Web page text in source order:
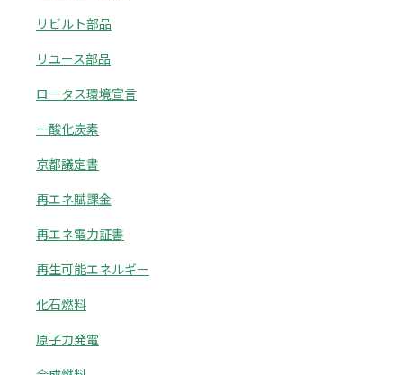
リビルト部品
リユース部品
ロータス環境宣言
一酸化炭素
京都議定書
再エネ賦課金
再エネ電力証書
再生可能エネルギー
化石燃料
原子力発電